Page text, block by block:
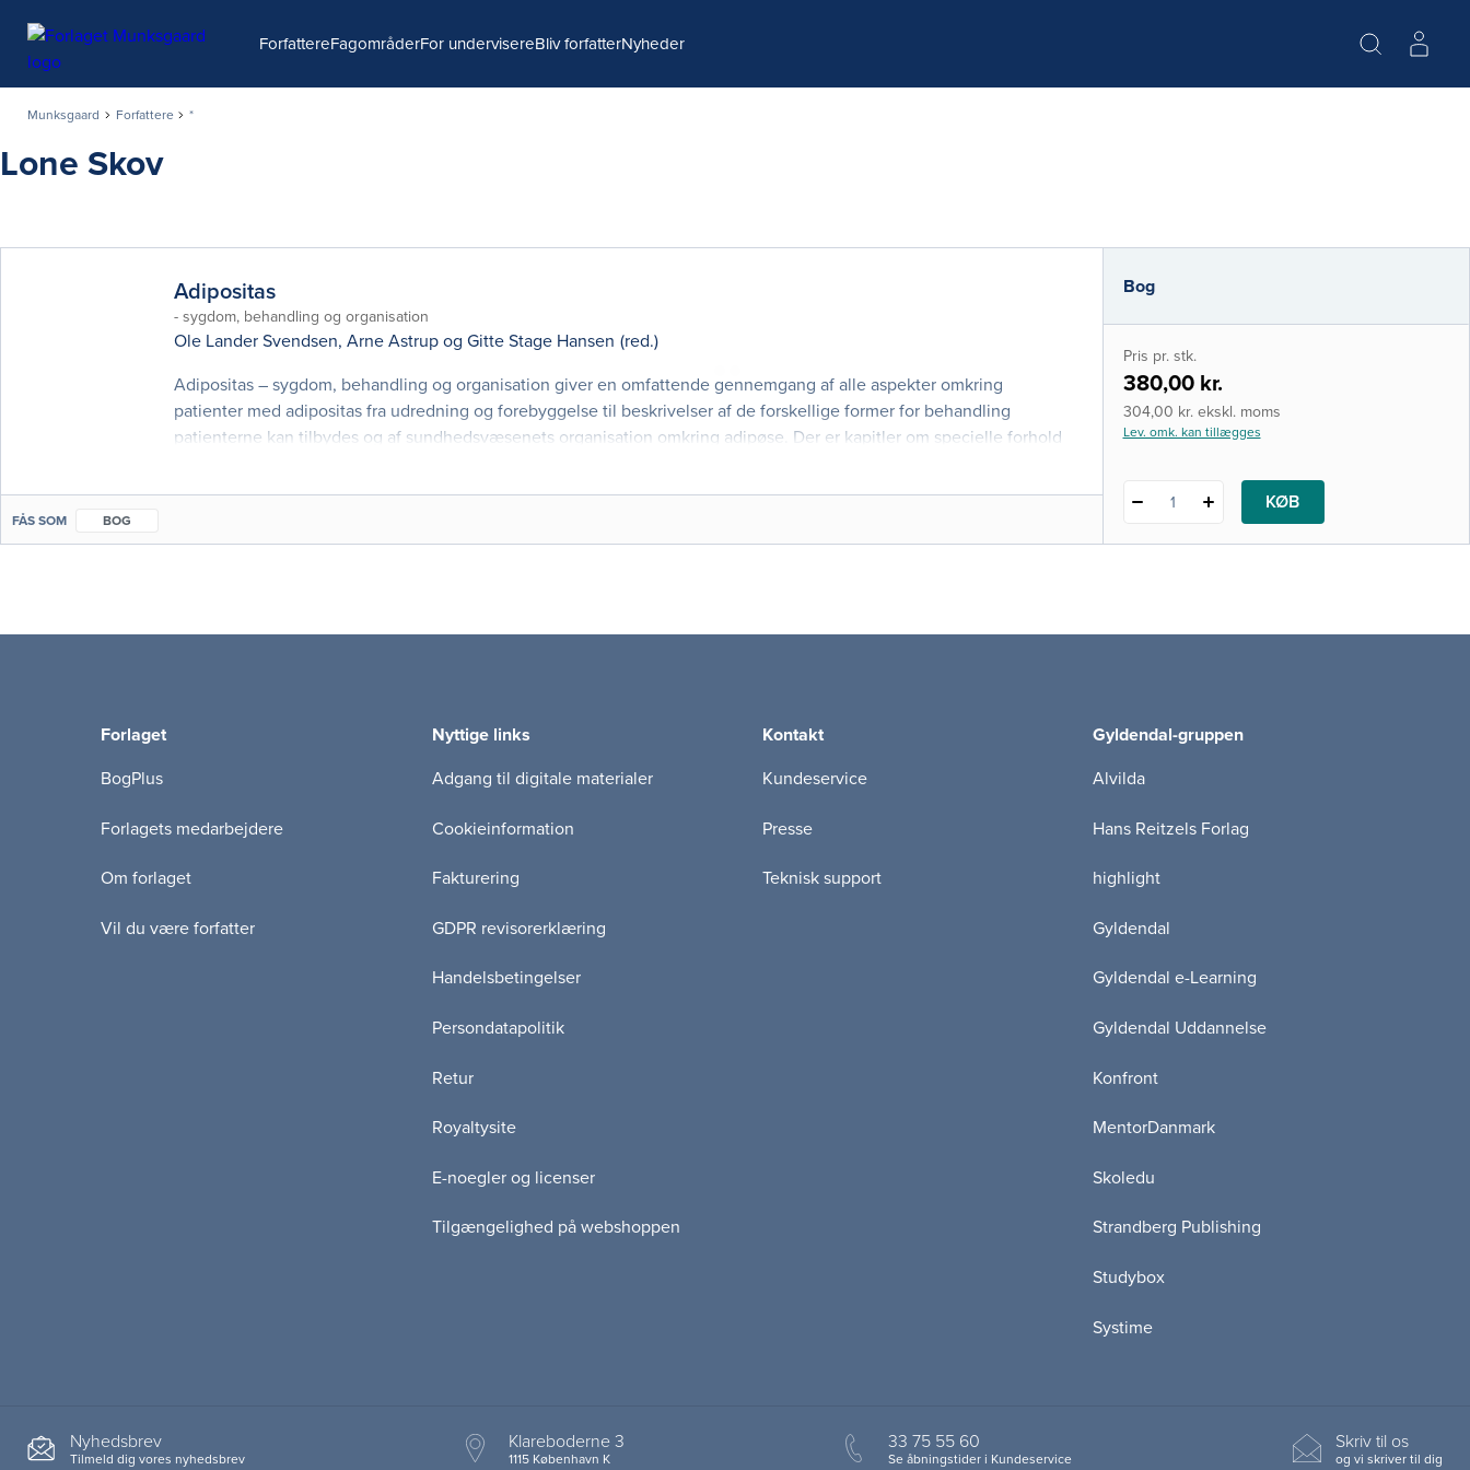
ForfattereFagområderFor undervisereBliv forfatterNyheder
Munksgaard Forfattere *
Lone Skov
Adipositas
- sygdom, behandling og organisation
Ole Lander Svendsen, Arne Astrup og Gitte Stage Hansen (red.)
Adipositas – sygdom, behandling og organisation giver en omfattende gennemgang af alle aspekter omkring
patienter med adipositas fra udredning og forebyggelse til beskrivelser af de forskellige former for behandling
patienterne kan tilbydes og af sundhedsvæsenets organisation omkring adipøse. Der er kapitler om specielle forhold
FÅS SOM BOG
Bog
Pris pr. stk.
380,00 kr.
304,00 kr. ekskl. moms
Lev. omk. kan tillægges
1 KØB
Forlaget
BogPlus
Forlagets medarbejdere
Om forlaget
Vil du være forfatter
Nyttige links
Adgang til digitale materialer
Cookieinformation
Fakturering
GDPR revisorerklæring
Handelsbetingelser
Persondatapolitik
Retur
Royaltysite
E-noegler og licenser
Tilgængelighed på webshoppen
Kontakt
Kundeservice
Presse
Teknisk support
Gyldendal-gruppen
Alvilda
Hans Reitzels Forlag
highlight
Gyldendal
Gyldendal e-Learning
Gyldendal Uddannelse
Konfront
MentorDanmark
Skoledu
Strandberg Publishing
Studybox
Systime
Nyhedsbrev
Tilmeld dig vores nyhedsbrev
Klareboderne 3
1115 København K
33 75 55 60
Se åbningstider i Kundeservice
Skriv til os
og vi skriver til dig